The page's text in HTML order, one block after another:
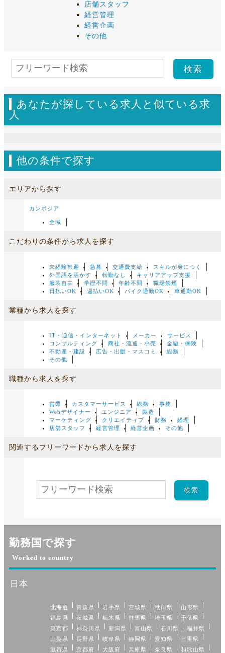
店舗スタッフ
経営管理
経営企画
その他
あなたが探している求人と似ている求
人
他の条件で探す
エリアから探す
カンボジア
全域
こだわりの条件から求人を探す
未経験歓迎 急募 交通費支給
スキルが身につく
外国語を活かす
転勤なし
キャリアアップ支援
服装自由
学歴不問 年齢不問
職場禁煙
日払いOK
週払いOK バイク通勤OK 車通勤OK
業種から求人を探す
IT・通信・インターネット メーカー
サービス
コンサルティング
商社・流通・小売
金融・保険
不動産・建設
広告・出版・マスコミ
総務
その他
職種から求人を探す
営業 カスタマーサービス 総務
事務
Webデザイナー
エンジニア
製造
マーケティング
クリエイティブ 財務
経理
店舗スタッフ
経営管理 経営企画 その他
関連するフリーワードから求人を探す
勤務国で探す
Worked to country
日本
北海道 青森県 岩手県 宮城県 秋田県
山形県
福島県
茨城県 栃木県 群馬県 埼玉県
千葉県
東京都
神奈川県 新潟県 富山県 石川県
福井県
山梨県
長野県 岐阜県 静岡県 愛知県
三重県
滋賀県
京都府 大阪府 兵庫県 奈良県
和歌山県